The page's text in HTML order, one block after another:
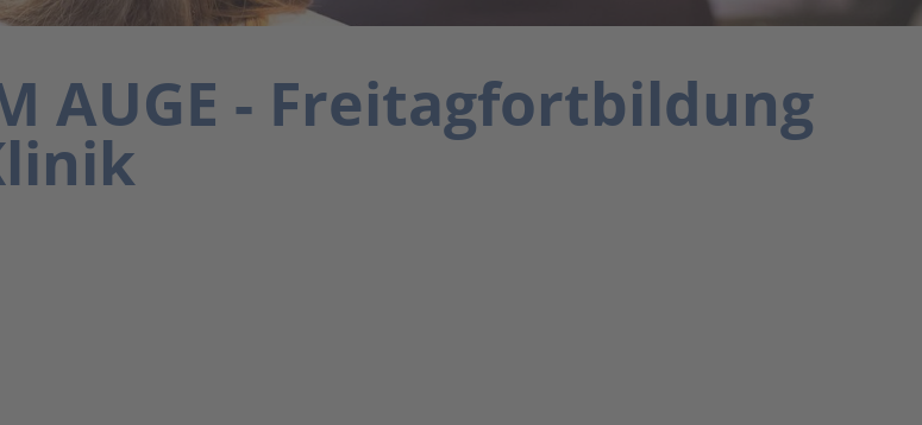
AUGE - Freitagfortbildung